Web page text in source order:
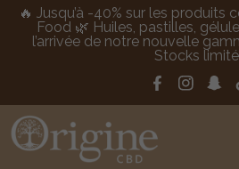
🔥 Jusqu’à -40% sur les produits
Food 🌿 Huiles, pastilles,
l’arrivée de notre nouvelle
Stocks